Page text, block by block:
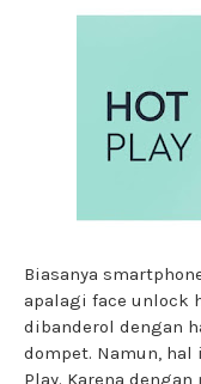
Biasanya
apalagi face unlock
dibanderol dengan
dompet. Namun,
Play. Karena